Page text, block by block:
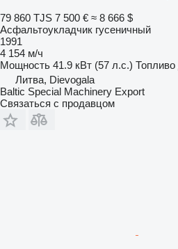
79 860 TJS 7 500 € ≈ 8 666 $
Асфальтоукладчик гусеничный
1991
4 154 м/ч
Мощность 41.9 кВт (57 л.с.) Топливо
Литва, Dievogala
Baltic Special Machinery Export
Связаться с продавцом